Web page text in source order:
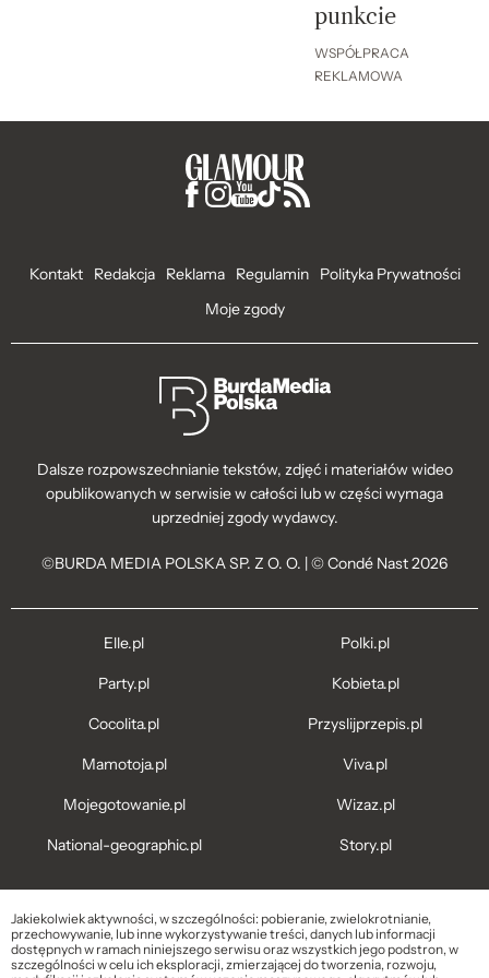
punkcie
WSPÓŁPRACA
REKLAMOWA
Kontakt Redakcja Reklama Regulamin
Polityka Prywatności
Moje zgody
Dalsze rozpowszechnianie tekstów, zdjęć i materiałów wideo
opublikowanych w serwisie w całości lub w części wymaga
uprzedniej zgody wydawcy.
©BURDA MEDIA POLSKA SP. Z O. O. | © Condé Nast 2026
Elle.pl
Party.pl
Cocolita.pl
Mamotoja.pl
Mojegotowanie.pl
National-geographic.pl
Polki.pl
Kobieta.pl
Przyslijprzepis.pl
Viva.pl
Wizaz.pl
Story.pl
Jakiekolwiek aktywności, w szczególności: pobieranie, zwielokrotnianie,
przechowywanie, lub inne wykorzystywanie treści, danych lub informacji
dostępnych w ramach niniejszego serwisu oraz wszystkich jego podstron, w
szczególności w celu ich eksploracji, zmierzającej do tworzenia, rozwoju,